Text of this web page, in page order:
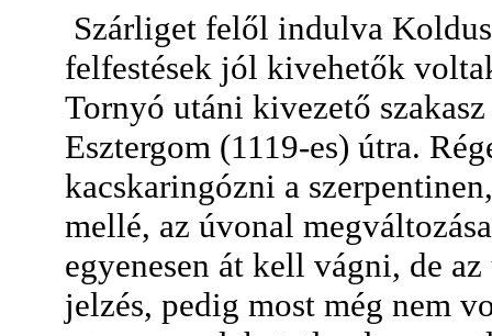
Szárliget felől indulva
felfestések jól kivehetők
Tornyó utáni kivezető
Esztergom (1119-es) útra.
kacskaringózni a
mellé, az úvonal
egyenesen át kell vágni, de
jelzés, pedig most még nem